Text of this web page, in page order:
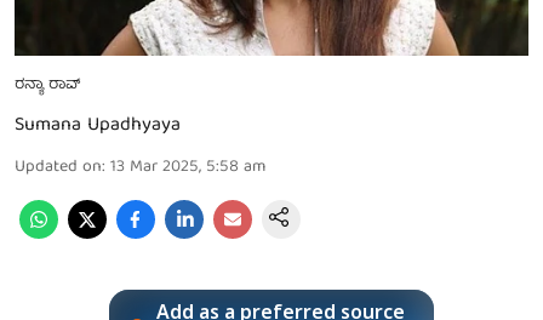
ರನ್ಯಾ ರಾವ್
Sumana Upadhyaya
Updated on: 13 Mar 2025, 5:58 am
Add as a preferred source